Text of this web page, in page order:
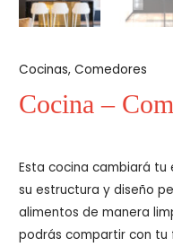
Cocinas,Comedores
Cocina –
Esta cocina cambiará tu
su estructura y diseño
alimentos de manera
podrás compartir con tu